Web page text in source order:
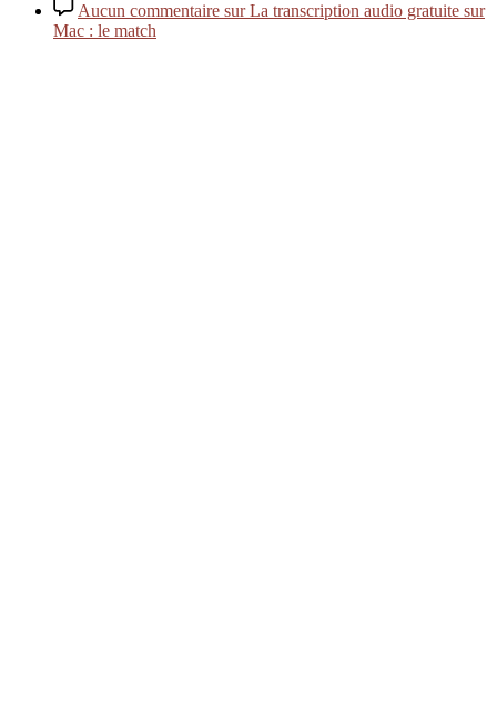
Aucun commentaire sur La transcription audio gratuite sur
Mac : le match